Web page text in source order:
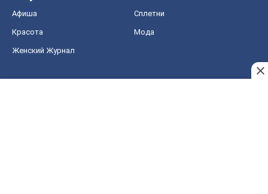
Афиша Сплетни
Красота Мода
Женский Журнал